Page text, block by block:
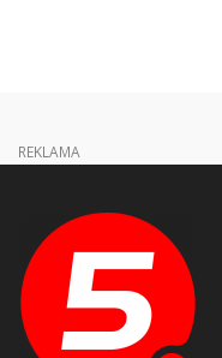
REKLAMA